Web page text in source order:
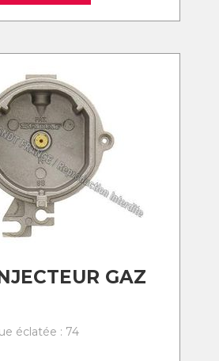
GAZ
éclatée : 74